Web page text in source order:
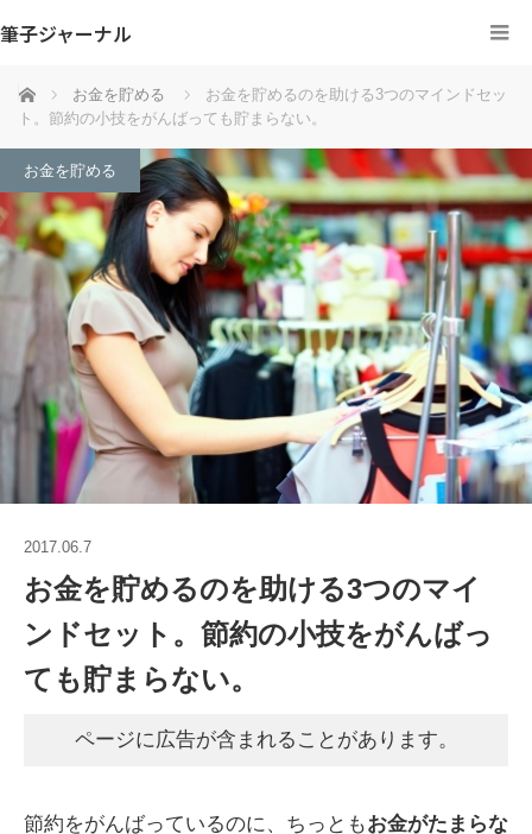
筆子ジャーナル
ホーム お金を貯める
お金を貯めるのを助ける3つのマインドセッ
ト。節約の小技をがんばっても貯まらない。
お金を貯める
2017.06.7
お金を貯めるのを助ける3つのマイ
ンドセット。節約の小技をがんばっ
ても貯まらない。
ページに広告が含まれることがあります。
節約をがんばっているのに、ちっともお金がたまらな